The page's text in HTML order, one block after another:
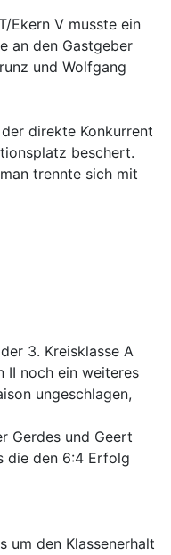
Ekern V musste ein
an den Gastgeber
und Wolfgang
direkte Konkurrent
beschert.
trennte sich mit
3. Kreisklasse A
II noch ein weiteres
ungeschlagen,
Gerdes und Geert
die den 6:4 Erfolg
um den Klassenerhalt